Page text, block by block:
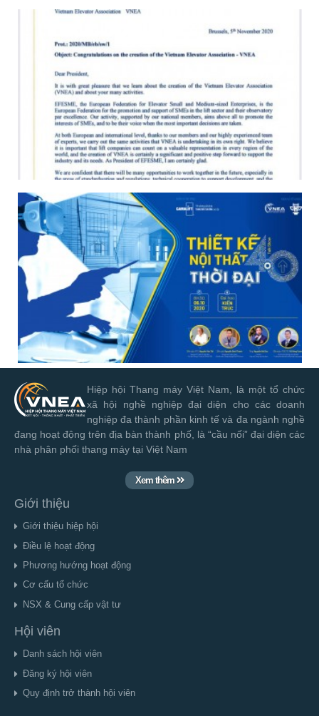
Hiệp hội Thang máy Việt Nam, là một tổ chức
xã hội nghề nghiệp đại diện cho các doanh
nghiệp đa thành phần kinh tế và đa ngành nghề
đang hoạt động trên địa bàn thành phố, là “cầu nối” đại diện các
nhà phân phối thang máy tại Việt Nam
Xem thêm
Giới thiệu
Giới thiệu hiệp hội
Điều lệ hoạt động
Phương hướng hoạt động
Cơ cấu tổ chức
NSX & Cung cấp vật tư
Hội viên
Danh sách hội viên
Đăng ký hội viên
Quy định trở thành hội viên